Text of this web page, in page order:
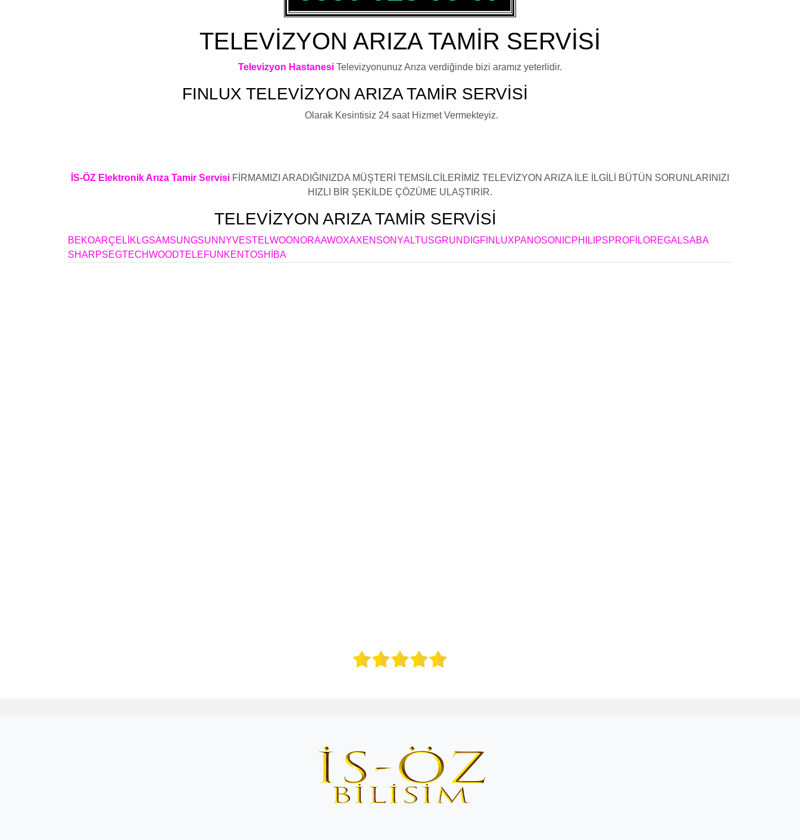
TELEVİZYON ARIZA TAMİR SERVİSİ
Televizyon Hastanesi Televizyonunuz Arıza verdiğinde bizi aramız yeterlidir.
FINLUX TELEVİZYON ARIZA TAMİR SERVİSİ
Olarak Kesintisiz 24 saat Hizmet Vermekteyiz.
İS-ÖZ Elektronik Arıza Tamir Servisi FİRMAMIZI ARADIĞINIZDA MÜŞTERİ TEMSİLCİLERİMİZ TELEVİZYON ARIZA İLE İLGİLİ BÜTÜN SORUNLARINIZI
HIZLI BİR ŞEKİLDE ÇÖZÜME ULAŞTIRIR.
TELEVİZYON ARIZA TAMİR SERVİSİ
BEKOARÇELİK LGSAMSUNGSUNNYVESTELWOONORAAWOXAXEN SONYALTUSGRUNDIGFINLUXPANOSONICPHILIPSPROFİLOREGALSABA
SHARPSEGTECHWOODTELEFUNKENTOSHİBA